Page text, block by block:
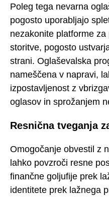
Poleg tega nevarna
pogosto uporabljajo
nezakonite platforme
storitve, pogosto
strani. Oglaševalska
nameščena v napravi,
izpostavljenost z
oglasov in sprožanjem
Resnična tveganja
Omogočanje obvestil z
lahko povzroči resne
finančne goljufije prek
identitete prek lažnega